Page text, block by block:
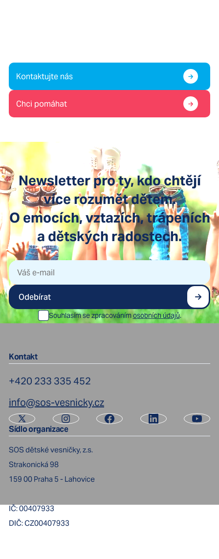
Kontaktujte nás
Chci pomáhat
Newsletter pro ty, kdo chtějí
více rozumět dětem.
O emocích, vztazích, trápeních
a dětských radostech.
Odebírat
Souhlasím se zpracovánímosobních údajů.
Kontakt
+420 233 335 452
info@sos-vesnicky.cz
Sídlo organizace
SOS dětské vesničky, z.s.
Strakonická 98
159 00 Praha 5 - Lahovice
IČ:00407933
DIČ:CZ00407933